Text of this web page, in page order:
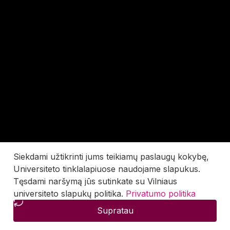
Siekdami užtikrinti jums teikiamų paslaugų kokybę,
Universiteto tinklalapiuose naudojame slapukus.
Tęsdami naršymą jūs sutinkate su Vilniaus
universiteto slapukų politika. Privatumo politika
Supratau